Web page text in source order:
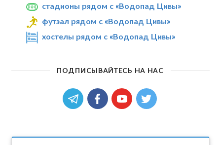
стадионы рядом с «Водопад Цивы»
футзал рядом с «Водопад Цивы»
хостелы рядом с «Водопад Цивы»
ПОДПИСЫВАЙТЕСЬ НА НАС